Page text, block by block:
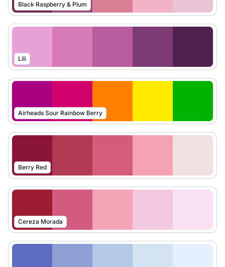
Black Raspberry & Plum
Lili
Airheads Sour Rainbow Berry
Berry Red
Cereza Morada